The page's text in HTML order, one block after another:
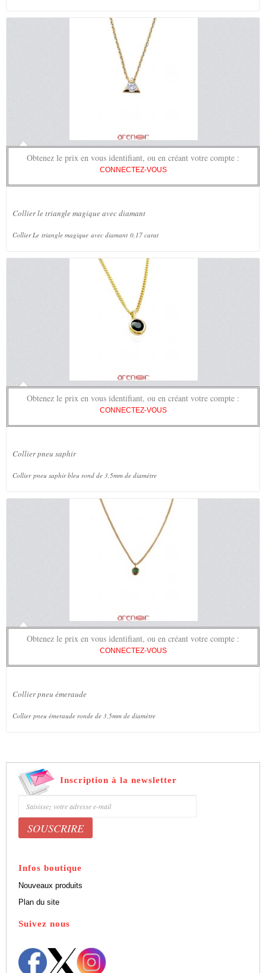
Obtenez le prix en vous identifiant, ou en créant votre compte :
CONNECTEZ-VOUS
Collier le triangle magique avec diamant
Collier Le triangle magique avec diamant 0,17 carat
Obtenez le prix en vous identifiant, ou en créant votre compte :
CONNECTEZ-VOUS
Collier pneu saphir
Collier pneu saphir bleu rond de 3,5mm de diamètre
Obtenez le prix en vous identifiant, ou en créant votre compte :
CONNECTEZ-VOUS
Collier pneu émeraude
Collier pneu émeraude ronde de 3,5mm de diamètre
Inscription à la newsletter
Infos boutique
Nouveaux produits
Plan du site
Suivez nous